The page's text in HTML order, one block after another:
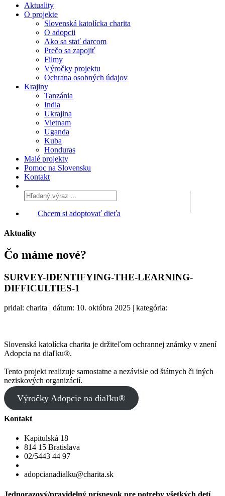
Aktuality
O projekte
Slovenská katolícka charita
O adopcii
Ako sa stať darcom
Prečo sa zapojiť
Filmy
Výročky projektu
Ochrana osobných údajov
Krajiny
Tanzánia
India
Ukrajina
Vietnam
Uganda
Kuba
Honduras
Malé projekty
Pomoc na Slovensku
Kontakt
Chcem si adoptovať dieťa
Aktuality
Čo máme nové?
SURVEY-IDENTIFYING-THE-LEARNING-
DIFFICULTIES-1
pridal: charita | dátum: 10. októbra 2025 | kategória:
Slovenská katolícka charita je držiteľom ochrannej známky v znení
Adopcia na diaľku®.
Tento projekt realizuje samostatne a nezávisle od štátnych či iných
neziskových organizácií.
Výročky Adopcie na diaľku®
Kontakt
Kapitulská 18
814 15 Bratislava
02/5443 44 97
adopcianadialku@charita.sk
Jednorazový/pravidelný príspevok pre potreby všetkých detí